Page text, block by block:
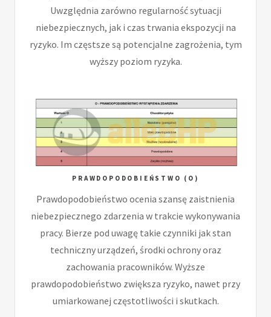
Uwzględnia zarówno regularność sytuacji
niebezpiecznych, jak i czas trwania ekspozycji na
ryzyko. Im częstsze są potencjalne zagrożenia, tym
wyższy poziom ryzyka.
PRAWDOPODOBIEŃSTWO (O)
Prawdopodobieństwo ocenia szansę zaistnienia
niebezpiecznego zdarzenia w trakcie wykonywania
pracy. Bierze pod uwagę takie czynniki jak stan
techniczny urządzeń, środki ochrony oraz
zachowania pracowników. Wyższe
prawdopodobieństwo zwiększa ryzyko, nawet przy
umiarkowanej częstotliwości i skutkach.